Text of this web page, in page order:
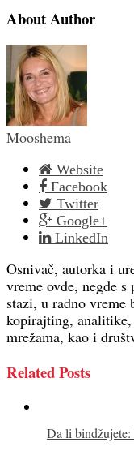
About Author
Mooshema
Website
Facebook
Twitter
Google+
LinkedIn
Osnivač, autorka i
vreme ovde, negde
stazi, u radno vreme
kopirajting,
mrežama, kao i
Related Posts
Da li bindžujete: